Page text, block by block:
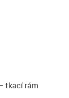
tkací rám